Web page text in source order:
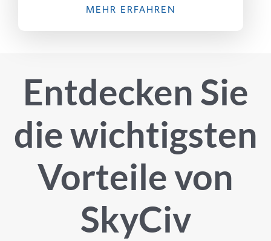
MEHR ERFAHREN
Entdecken Sie
die wichtigsten
Vorteile von
SkyCiv